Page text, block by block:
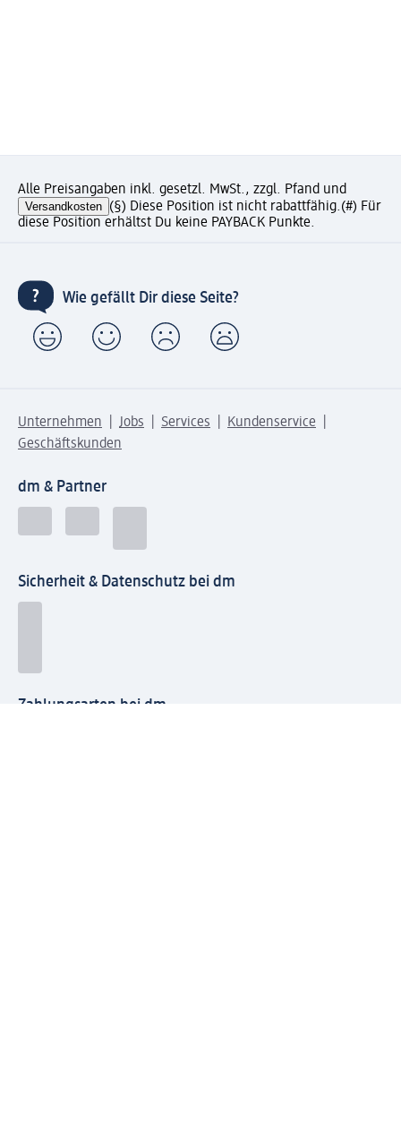
Alle Preisangaben inkl. gesetzl. MwSt., zzgl. Pfand und
Versandkosten (§) Diese Position ist nicht rabattfähig.(#) Für
diese Position erhältst Du keine PAYBACK Punkte.
Wie gefällt Dir diese Seite?
Unternehmen Jobs Services
Kundenservice
Geschäftskunden
dm & Partner
Sicherheit & Datenschutz bei dm
Zahlungsarten bei dm